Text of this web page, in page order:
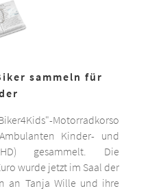
sammeln für
Motorradkorso
Kinder- und
gesammelt. Die
wurde jetzt im Saal der
an Tanja Wille und ihre